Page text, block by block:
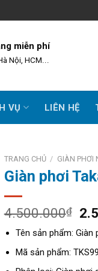
miễn phí
Nội, HCM...
VỤ LIÊN HỆ
TRANG CHỦ / GIÀN PHƠI
Giàn phơi
4.500.000₫
Giá
là:
Tên sản phẩm: Giàn
Mã sản phẩm: